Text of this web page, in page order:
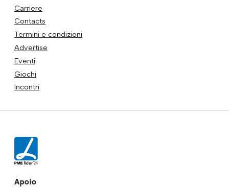
Carriere
Contacts
Termini e condizioni
Advertise
Eventi
Giochi
Incontri
Apoio